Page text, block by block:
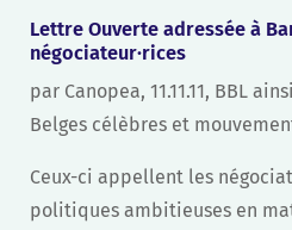
Lettre Ouverte adressée à
négociateur·rices
par Canopea, 11.11.11, BBL
Belges célèbres et
Ceux-ci appellent les
politiques ambitieuses en